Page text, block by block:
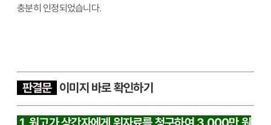
충분히 인정되었습니다.
판결문 이 미지 바로 확인하기